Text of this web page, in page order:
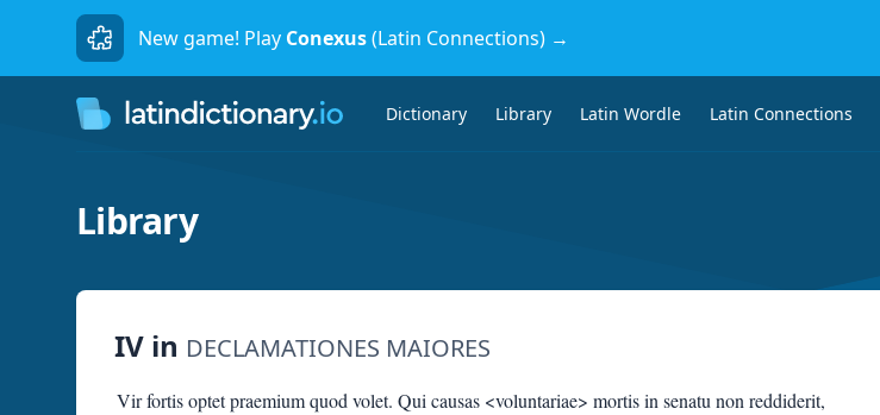
New game! Play Conexus(Latin Connections) →
Dictionary Library Latin Wordle Latin Connections
Library
IV in DECLAMATIONES MAIORES
Vir fortis optet praemium quod volet. Qui causas <voluntariae> mortis in senatu non reddiderit,